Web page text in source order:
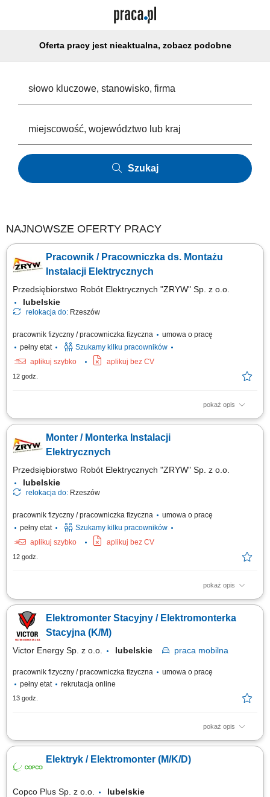
Oferta pracy jest nieaktualna, zobacz podobne
Szukaj
NAJNOWSZE OFERTY PRACY
Pracownik / Pracowniczka ds. Montażu
Instalacji Elektrycznych
Przedsiębiorstwo Robót Elektrycznych "ZRYW" Sp. z o.o.
lubelskie
relokacja do: Rzeszów
pracownik fizyczny / pracowniczka fizyczna
umowa o pracę
pełny etat
Szukamy kilku pracowników
aplikuj szybko
aplikuj bez CV
12 godz.
pokaż opis
Montaż instalacji elektrycznych zgodnie z dokumentacją techniczną.
zespołem podczas realizacji inwestycji.
Monter / Monterka Instalacji
Elektrycznych
Przedsiębiorstwo Robót Elektrycznych "ZRYW" Sp. z o.o.
lubelskie
relokacja do: Rzeszów
pracownik fizyczny / pracowniczka fizyczna
umowa o pracę
pełny etat
Szukamy kilku pracowników
aplikuj szybko
aplikuj bez CV
12 godz.
pokaż opis
Montaż instalacji elektrycznych zgodnie z dokumentacją i obowiązującymi
standardami. Wykonywanie prac montażowych na realizowanych
inwestycjach. Dbanie o jakość i terminowość wykonywanych prac.
Przestrzeganie zasad bezpieczeństwa podczas realizacji zadań.
Elektromonter Stacyjny / Elektromonterka
Stacyjna (K/M)
Victor Energy Sp. z o.o. lubelskie praca mobilna
pracownik fizyczny / pracowniczka fizyczna
umowa o pracę
pełny etat
rekrutacja online
13 godz.
pokaż opis
praca mobilna na terenie całego kraju Zakres obowiązków: Prace
Elektryk / Elektromonter (M/K/D)
Copco Plus Sp. z o.o. lubelskie